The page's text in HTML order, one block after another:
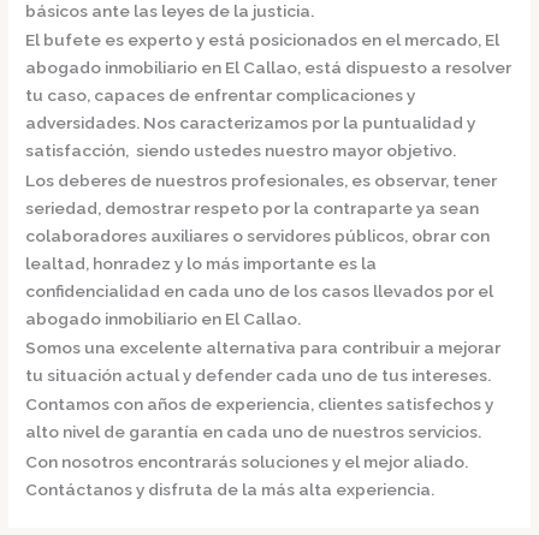
básicos ante las leyes de la justicia.
El bufete es experto y está posicionados en el mercado, El
abogado inmobiliario en El Callao, está dispuesto a resolver
tu caso, capaces de enfrentar complicaciones y
adversidades. Nos caracterizamos por la puntualidad y
satisfacción, siendo ustedes nuestro mayor objetivo.
Los deberes de nuestros profesionales, es observar, tener
seriedad, demostrar respeto por la contraparte ya sean
colaboradores auxiliares o servidores públicos, obrar con
lealtad, honradez y lo más importante es la
confidencialidad en cada uno de los casos llevados por el
abogado inmobiliario en El Callao.
Somos una excelente alternativa para contribuir a mejorar
tu situación actual y defender cada uno de tus intereses.
Contamos con años de experiencia, clientes satisfechos y
alto nivel de garantía en cada uno de nuestros servicios.
Con nosotros encontrarás soluciones y el mejor aliado.
Contáctanos y disfruta de la más alta experiencia.